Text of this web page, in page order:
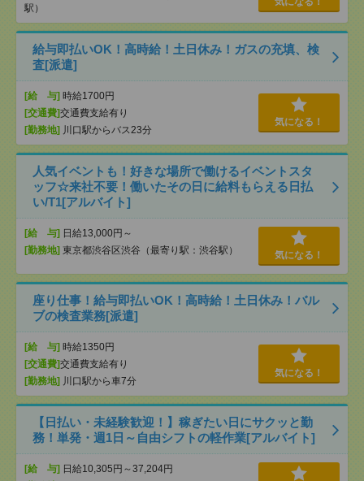
駅）
給与即払いOK！高時給！土日休み！ガスの充填、検
査[派遣]
[給 与] 時給1700円
[交通費]交通費支給有り
[勤務地] 川口駅からバス23分
気になる！
人気イベントも！好きな場所で働けるイベントスタ
ッフ☆来社不要！働いたその日に給料もらえる日払
い/T1[アルバイト]
[給 与] 日給13,000円～
[勤務地] 東京都渋谷区渋谷（最寄り駅：渋谷駅） 気になる！
座り仕事！給与即払いOK！高時給！土日休み！バル
ブの検査業務[派遣]
[給 与] 時給1350円
[交通費]交通費支給有り
[勤務地] 川口駅から車7分
気になる！
【日払い・未経験歓迎！】稼ぎたい日にサクッと勤
務！単発・週1日～自由シフトの軽作業[アルバイト]
[給 与] 日給10,305円～37,204円